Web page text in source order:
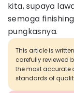
kita, supaya
semoga
pungkasnya.
This article is
carefully reviewed
the most accurate
standards of